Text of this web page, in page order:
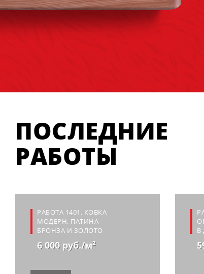
ПОСЛЕДНИЕ
РАБОТЫ
РАБОТА 1401. КОВКА
МОДЕРН, ПАТИНА
БРОНЗА И ЗОЛОТО
6 000 руб./м²
В